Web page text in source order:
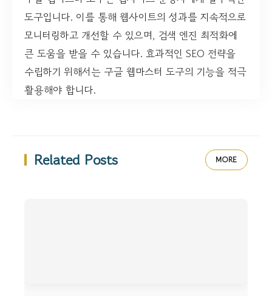
도구입니다. 이를 통해 웹사이트의 성과를 지속적으로
모니터링하고 개선할 수 있으며, 검색 엔진 최적화에
큰 도움을 받을 수 있습니다. 효과적인 SEO 전략을
수립하기 위해서는 구글 웹마스터 도구의 기능을 적극
활용해야 합니다.
Related Posts MORE